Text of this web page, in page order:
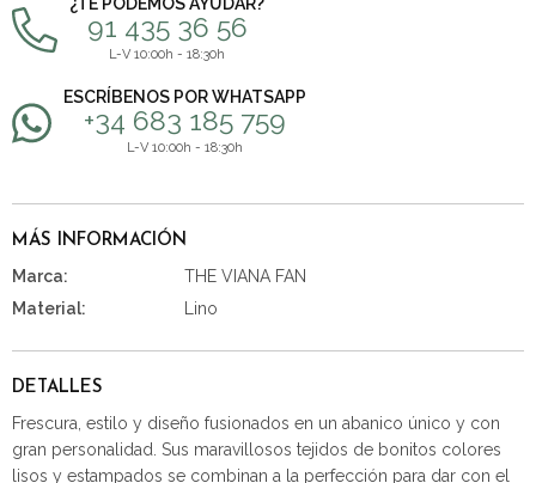
91 435 36 56
L-V 10:00h - 18:30h
ESCRÍBENOS POR WHATSAPP
+34 683 185 759
L-V 10:00h - 18:30h
MÁS INFORMACIÓN
Marca:
THE VIANA FAN
Material:
Lino
DETALLES
Frescura, estilo y diseño fusionados en un abanico único y con
gran personalidad. Sus maravillosos tejidos de bonitos colores
lisos y estampados se combinan a la perfección para dar con el